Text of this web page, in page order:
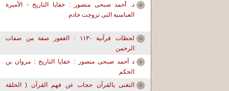
د. أحمد صبحى منصور : خفايا التاريخ - الأميرة
العباسية التى تزوجت خادم
لحظات قرآنية ١١٣٠ : الغفور صفة من صفات
الرحمن
د أحمد صبحى منصور : خفايا التاريخ : مروان بن
الحكم
التغنى بالقرآن حجاب عن فهم القرآن ( الحلقة